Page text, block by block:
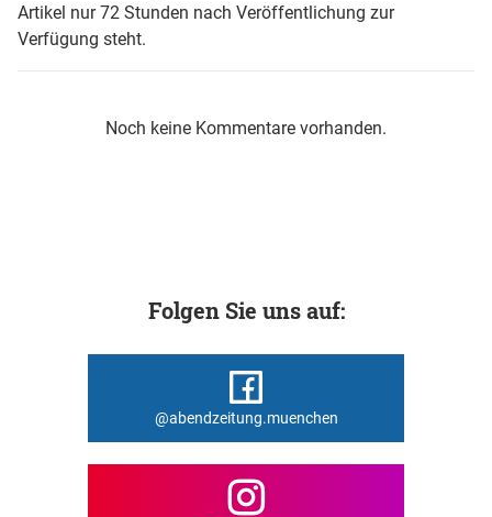
Artikel nur 72 Stunden nach Veröffentlichung zur
Verfügung steht.
Noch keine Kommentare vorhanden.
Folgen Sie uns auf:
@abendzeitung.muenchen